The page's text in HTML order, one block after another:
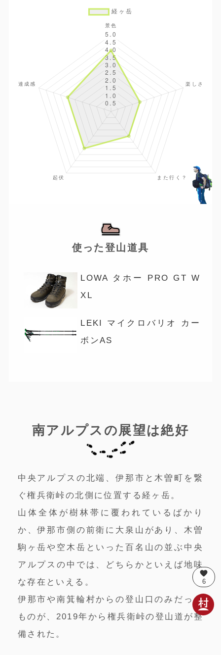
使った登山道具
LOWA タホー PRO GT W
XL
LEKI マイクロバリオ カー
ボンAS
南アルプスの展望は絶好
中央アルプスの北端、伊那市と木曽町を繋
ぐ権兵衛峠の北側に位置する経ヶ岳。
山体全体が樹林帯に覆われているばかり
か、伊那市側の前衛に大泉山があり、木曽
駒ヶ岳や空木岳といった百名山の並ぶ中央
アルプスの中では、どちらかといえば地味
な存在といえる。
伊那市や南箕輪村からの登山口のみだった
ものが、2019年から権兵衛峠の登山道が整
備された。
favorite
6